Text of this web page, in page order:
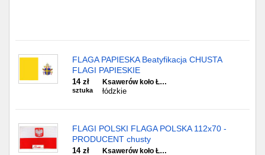
FLAGA PAPIESKA Beatyfikacja CHUSTA
FLAGI PAPIESKIE
14 zł
sztuka
Ksawerów koło Ł…
łódzkie
FLAGI POLSKI FLAGA POLSKA 112x70 -
PRODUCENT chusty
14 zł Ksawerów koło Ł…